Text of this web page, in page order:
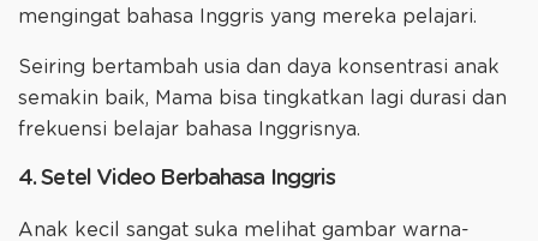
mengingat bahasa Inggris yang mereka pelajari.
Seiring bertambah usia dan daya konsentrasi anak
semakin baik, Mama bisa tingkatkan lagi durasi dan
frekuensi belajar bahasa Inggrisnya.
4. Setel Video Berbahasa Inggris
Anak kecil sangat suka melihat gambar warna-